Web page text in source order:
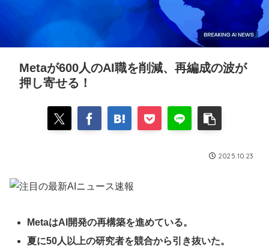
Metaが600人のAI職を削減、再編成の波が
押し寄せる！
2025.10.23
MetaはAI開発の再構築を進めている。
夏に50人以上の研究者を競合から引き抜いた。